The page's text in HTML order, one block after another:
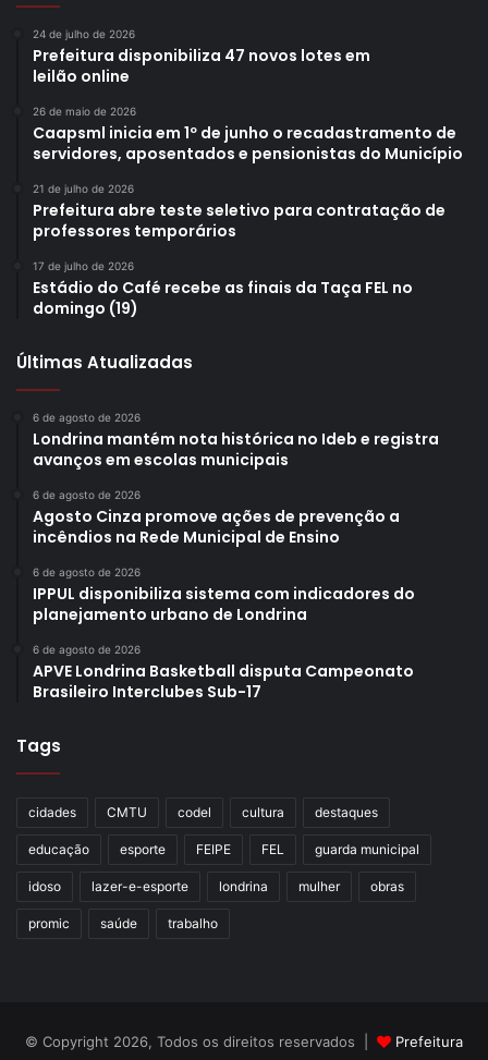
24 de julho de 2026
Prefeitura disponibiliza 47 novos lotes em
leilão online
26 de maio de 2026
Caapsml inicia em 1º de junho o recadastramento de
servidores, aposentados e pensionistas do Município
21 de julho de 2026
Prefeitura abre teste seletivo para contratação de
professores temporários
17 de julho de 2026
Estádio do Café recebe as finais da Taça FEL no
domingo (19)
Últimas Atualizadas
6 de agosto de 2026
Londrina mantém nota histórica no Ideb e registra
avanços em escolas municipais
6 de agosto de 2026
Agosto Cinza promove ações de prevenção a
incêndios na Rede Municipal de Ensino
6 de agosto de 2026
IPPUL disponibiliza sistema com indicadores do
planejamento urbano de Londrina
6 de agosto de 2026
APVE Londrina Basketball disputa Campeonato
Brasileiro Interclubes Sub-17
Tags
cidades CMTU codel cultura destaques
educação esporte FEIPE FEL guarda municipal
idoso lazer-e-esporte londrina mulher obras
promic saúde trabalho
© Copyright 2026, Todos os direitos reservados | Prefeitura